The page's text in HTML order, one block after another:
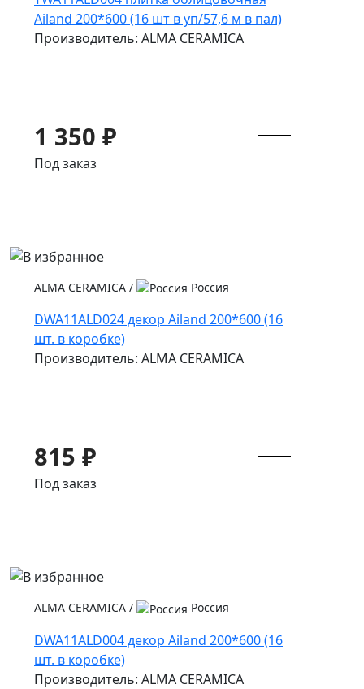
Ailand 200*600 (16 шт в уп/57,6 м в пал)
Производитель: ALMA CERAMICA
1 350 ₽
Под заказ
ALMA CERAMICA / Россия
DWA11ALD024 декор Ailand 200*600 (16
шт. в коробке)
Производитель: ALMA CERAMICA
815 ₽
Под заказ
ALMA CERAMICA / Россия
DWA11ALD004 декор Ailand 200*600 (16
шт. в коробке)
Производитель: ALMA CERAMICA